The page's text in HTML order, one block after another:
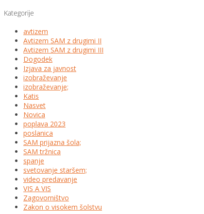
Kategorije
avtizem
Avtizem SAM z drugimi II
Avtizem SAM z drugimi III
Dogodek
Izjava za javnost
izobraževanje
izobraževanje;
Katis
Nasvet
Novica
poplava 2023
poslanica
SAM prijazna šola;
SAM tržnica
spanje
svetovanje staršem;
video predavanje
VIS A VIS
Zagovorništvo
Zakon o visokem šolstvu